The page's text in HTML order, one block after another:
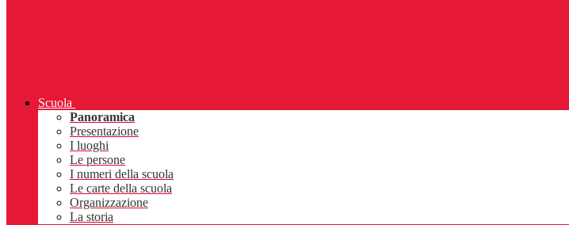
Scuola
Panoramica
Presentazione
I luoghi
Le persone
I numeri della scuola
Le carte della scuola
Organizzazione
La storia